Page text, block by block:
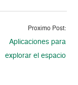
Proximo Post:
Aplicaciones para
explorar el espacio